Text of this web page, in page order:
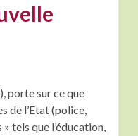
porte sur ce que
de l’Etat (police,
tels que l’éducation,